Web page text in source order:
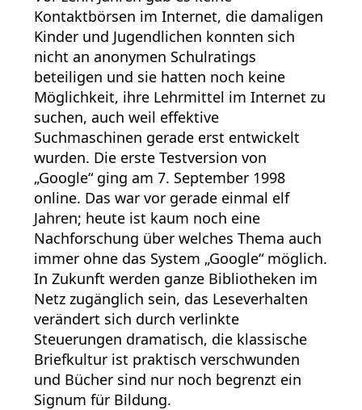
Kontaktbörsen im Internet, die damaligen
Kinder und Jugendlichen konnten sich
nicht an anonymen Schulratings
beteiligen und sie hatten noch keine
Möglichkeit, ihre Lehrmittel im Internet zu
suchen, auch weil effektive
Suchmaschinen gerade erst entwickelt
wurden. Die erste Testversion von
„Google“ ging am 7. September 1998
online. Das war vor gerade einmal elf
Jahren; heute ist kaum noch eine
Nachforschung über welches Thema auch
immer ohne das System „Google“ möglich.
In Zukunft werden ganze Bibliotheken im
Netz zugänglich sein, das Leseverhalten
verändert sich durch verlinkte
Steuerungen dramatisch, die klassische
Briefkultur ist praktisch verschwunden
und Bücher sind nur noch begrenzt ein
Signum für Bildung.